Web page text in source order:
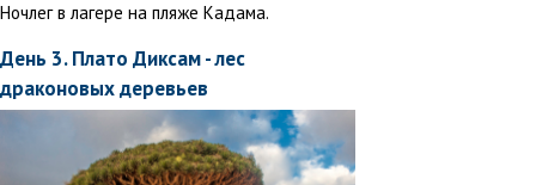
Ночлег в лагере на пляже Кадама.
День 3. Плато Диксам - лес
драконовых деревьев